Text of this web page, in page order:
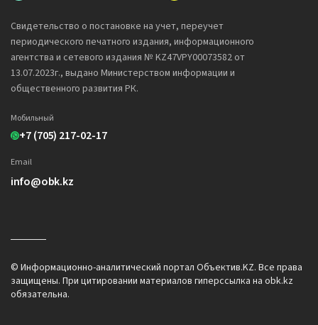
Свидетельство о постановке на учет, переучет
периодического печатного издания, информационного
агентства и сетевого издания № KZ47VPY00073582 от
13.07.2023г., выдано Министерством информации и
общественного развития РК.
Мобильный
+7 (705) 217-02-17
Email
info@obk.kz
© Информационно-аналитический портал Объектив.KZ. Все права
защищены. При цитировании материалов гиперссылка на obk.kz
обязательна.